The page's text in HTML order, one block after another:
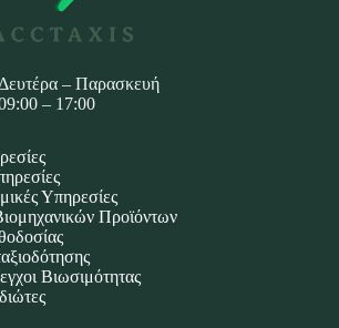
Δευτέρα – Παρασκευή
– 17:00
Υπηρεσίες
Προϊόντων
Βιωσιμότητας